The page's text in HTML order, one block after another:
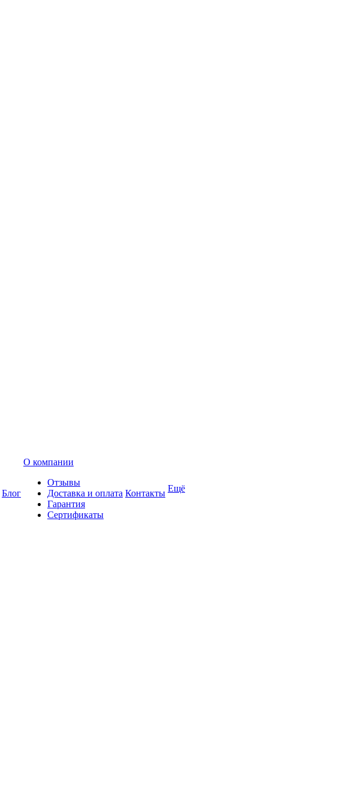
Блог
О компании
Отзывы
Доставка и оплата
Гарантия
Сертификаты
Контакты Ещё